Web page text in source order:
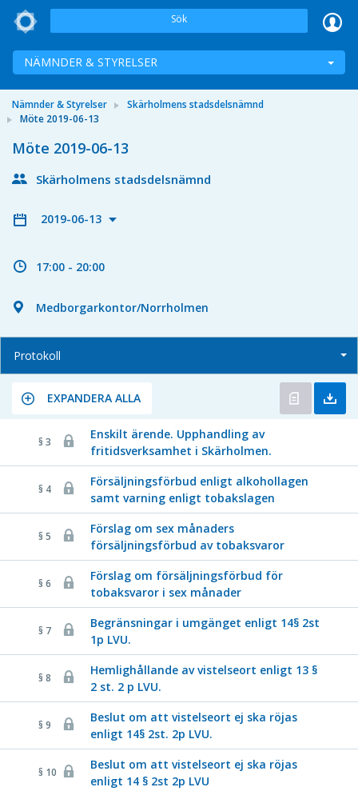
Sök
NÄMNDER & STYRELSER
Nämnder & Styrelser
Skärholmens stadsdelsnämnd
Möte 2019-06-13
Möte 2019-06-13
Skärholmens stadsdelsnämnd
2019-06-13
17:00 - 20:00
Medborgarkontor/Norrholmen
Protokoll
EXPANDERA ALLA
§ 3
Enskilt ärende. Upphandling av
fritidsverksamhet i Skärholmen.
§ 4
Försäljningsförbud enligt alkohollagen
samt varning enligt tobakslagen
§ 5
Förslag om sex månaders
försäljningsförbud av tobaksvaror
§ 6
Förslag om försäljningsförbud för
tobaksvaror i sex månader
§ 7
Begränsningar i umgänget enligt 14§ 2st
1p LVU.
§ 8
Hemlighållande av vistelseort enligt 13 §
2 st. 2 p LVU.
§ 9
Beslut om att vistelseort ej ska röjas
enligt 14§ 2st. 2p LVU.
§ 10
Beslut om att vistelseort ej ska röjas
enligt 14 § 2st 2p LVU